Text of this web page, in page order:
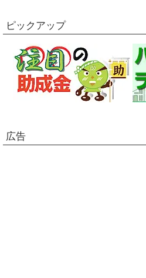
ピックアップ
広告